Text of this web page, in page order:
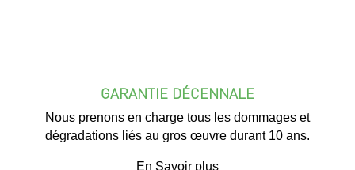
GARANTIE DÉCENNALE
Nous prenons en charge tous les dommages et
dégradations liés au gros œuvre durant 10 ans.
En Savoir plus